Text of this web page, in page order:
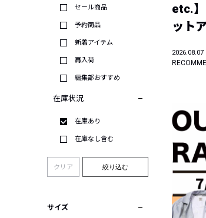
セール商品
予約商品
新着アイテム
再入荷
編集部おすすめ
在庫状況
在庫あり
在庫なし含む
クリア 絞り込む
サイズ
etc.
ット
2026.08.07